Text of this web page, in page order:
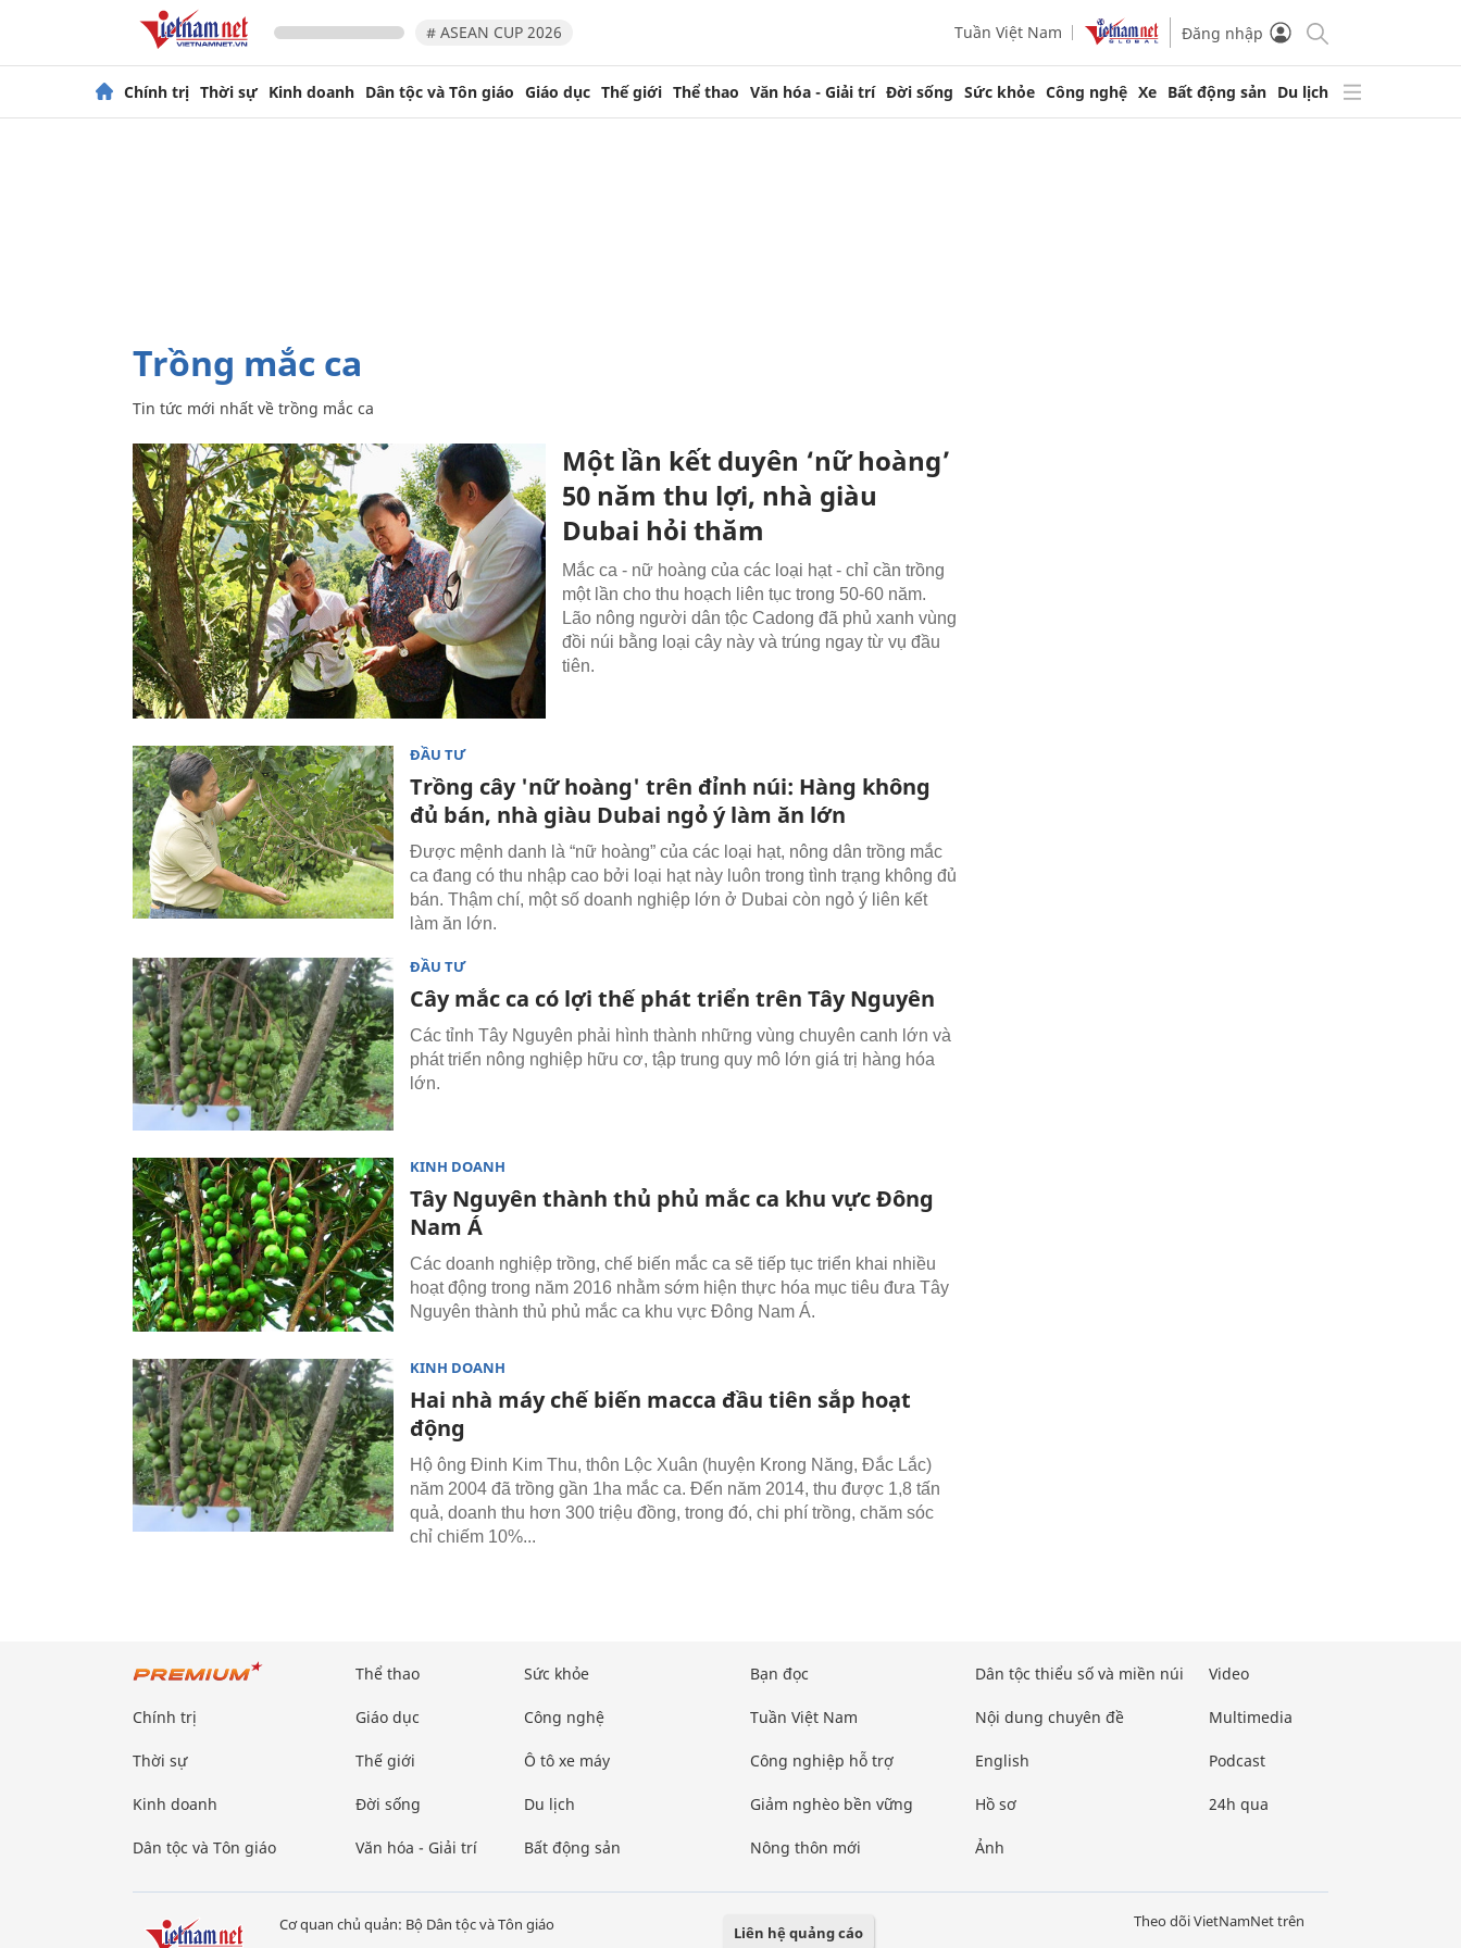
# ASEAN CUP 2026 Tuần Việt Nam Đăng nhập
Chính trị Thời sự Kinh doanh Dân tộc và Tôn giáo Giáo dục Thế giới Thể thao Văn hóa - Giải trí Đời sống Sức khỏe Công nghệ Xe Bất động sản Du lịch
trồng mắc ca
Tin tức mới nhất về trồng mắc ca
Một lần kết duyên ‘nữ hoàng’
50 năm thu lợi, nhà giàu
Dubai hỏi thăm
Mắc ca - nữ hoàng của các loại hạt - chỉ cần trồng
một lần cho thu hoạch liên tục trong 50-60 năm.
Lão nông người dân tộc Cadong đã phủ xanh vùng
đồi núi bằng loại cây này và trúng ngay từ vụ đầu
tiên.
ĐẦU TƯ
Trồng cây 'nữ hoàng' trên đỉnh núi: Hàng không
đủ bán, nhà giàu Dubai ngỏ ý làm ăn lớn
Được mệnh danh là “nữ hoàng” của các loại hạt, nông dân trồng mắc
ca đang có thu nhập cao bởi loại hạt này luôn trong tình trạng không đủ
bán. Thậm chí, một số doanh nghiệp lớn ở Dubai còn ngỏ ý liên kết
làm ăn lớn.
ĐẦU TƯ
Cây mắc ca có lợi thế phát triển trên Tây Nguyên
Các tỉnh Tây Nguyên phải hình thành những vùng chuyên canh lớn và
phát triển nông nghiệp hữu cơ, tập trung quy mô lớn giá trị hàng hóa
lớn.
KINH DOANH
Tây Nguyên thành thủ phủ mắc ca khu vực Đông
Nam Á
Các doanh nghiệp trồng, chế biến mắc ca sẽ tiếp tục triển khai nhiều
hoạt động trong năm 2016 nhằm sớm hiện thực hóa mục tiêu đưa Tây
Nguyên thành thủ phủ mắc ca khu vực Đông Nam Á.
KINH DOANH
Hai nhà máy chế biến macca đầu tiên sắp hoạt
động
Hộ ông Đinh Kim Thu, thôn Lộc Xuân (huyện Krong Năng, Đắc Lắc)
năm 2004 đã trồng gần 1ha mắc ca. Đến năm 2014, thu được 1,8 tấn
quả, doanh thu hơn 300 triệu đồng, trong đó, chi phí trồng, chăm sóc
chỉ chiếm 10%...
Chính trị
Thời sự
Kinh doanh
Dân tộc và Tôn giáo
Thể thao
Giáo dục
Thế giới
Đời sống
Văn hóa - Giải trí
Sức khỏe
Công nghệ
Ô tô xe máy
Du lịch
Bất động sản
Bạn đọc
Tuần Việt Nam
Công nghiệp hỗ trợ
Giảm nghèo bền vững
Nông thôn mới
Dân tộc thiểu số và miền núi
Nội dung chuyên đề
English
Hồ sơ
Ảnh
Video
Multimedia
Podcast
24h qua
Cơ quan chủ quản: Bộ Dân tộc và Tôn giáo
Liên hệ quảng cáo
Theo dõi VietNamNet trên